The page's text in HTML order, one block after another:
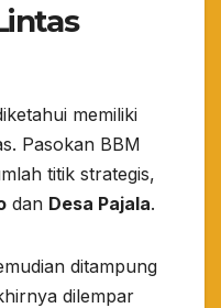
memiliki
Pasokan BBM
titik strategis,
dan Desa Pajala.
ditampung
dilempar